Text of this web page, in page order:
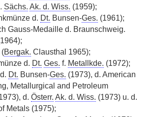
Sächs. Ak. d. Wiss. (1959);
d. Dt. Bunsen-Ges. (1961);
Gauss-Medaille d. Braunschweig.
(Bergak. Clausthal 1965);
d. Dt. Ges. f. Metallkde. (1972);
d. Dt. Bunsen-Ges. (1973), d. American
Metallurgical and Petroleum
d. Österr. Ak. d. Wiss. (1973) u. d.
Metals (1975);